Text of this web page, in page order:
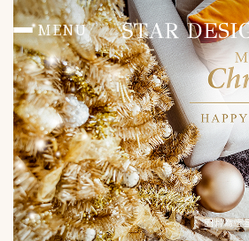
MENU
首頁 HOME
作品總覽 PORTFOLIO
住宅 RESIDENTIAL
辦公 Office